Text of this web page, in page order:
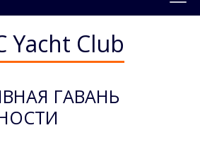
Yacht Club
ГАВАНЬ